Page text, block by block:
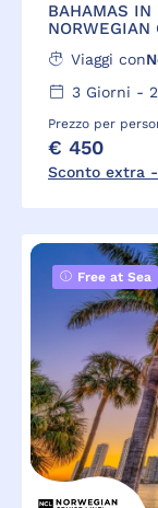
BAHAMAS IN
NORWEGIAN
Viaggi con
3Giorni - 2
Prezzo per
€ 450
Sconto extra
Free at Sea